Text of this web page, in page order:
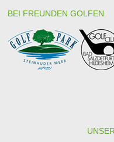
BEI FREUNDEN GOLFEN